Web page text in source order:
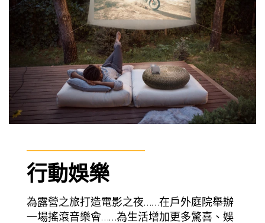
行動娛樂
為露營之旅打造電影之夜……在戶外庭院舉辦
一場搖滾音樂會……為生活增加更多驚喜、娛